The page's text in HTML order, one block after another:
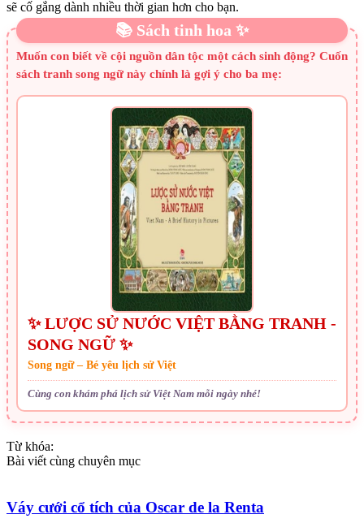
sẽ cố gắng dành nhiều thời gian hơn cho bạn.
📚 Sách tinh hoa ✨
Muốn con biết về cội nguồn dân tộc một cách sinh động? Cuốn
sách tranh song ngữ này chính là gợi ý cho ba mẹ:
✨ LƯỢC SỬ NƯỚC VIỆT BẰNG TRANH -
SONG NGỮ ✨
Song ngữ – Bé yêu lịch sử Việt
Cùng con khám phá lịch sử Việt Nam mỗi ngày nhé!
Từ khóa:
Bài viết cùng chuyên mục
Váy cưới cổ tích của Oscar de la Renta